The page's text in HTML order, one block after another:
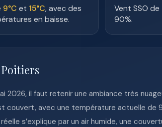
9°C et 15°C, avec des
en baisse.
Vent SSO de
90%.
2026, il faut retenir une ambiance très
couvert, avec une température actuelle
s’explique par un air humide, une